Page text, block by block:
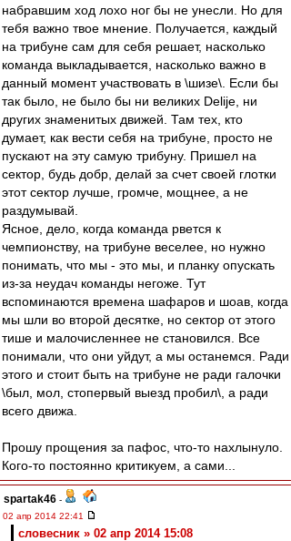
набравшим ход лохо ног бы не унесли. Но для
тебя важно твое мнение. Получается, каждый
на трибуне сам для себя решает, насколько
команда выкладывается, насколько важно в
данный момент участвовать в \шизе\. Если бы
так было, не было бы ни великих Delije, ни
других знаменитых движей. Там тех, кто
думает, как вести себя на трибуне, просто не
пускают на эту самую трибуну. Пришел на
сектор, будь добр, делай за счет своей глотки
этот сектор лучше, громче, мощнее, а не
раздумывай.
Ясное, дело, когда команда рвется к
чемпионству, на трибуне веселее, но нужно
понимать, что мы - это мы, и планку опускать
из-за неудач команды негоже. Тут
вспоминаются времена шафаров и шоав, когда
мы шли во второй десятке, но сектор от этого
тише и малочисленнее не становился. Все
понимали, что они уйдут, а мы останемся. Ради
этого и стоит быть на трибуне не ради галочки
\был, мол, стопервый выезд пробил\, а ради
всего движа.
Прошу прощения за пафос, что-то нахлынуло.
Кого-то постоянно критикуем, а сами...
spartak46 -
02 апр 2014 22:41
словесник » 02 апр 2014 15:08